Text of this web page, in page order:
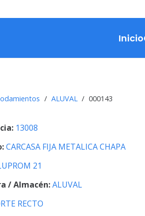
Inicio
/ ALUVAL / 000143
13008
CARCASA FIJA METALICA CHAPA
21
/ Almacén:ALUVAL
RECTO